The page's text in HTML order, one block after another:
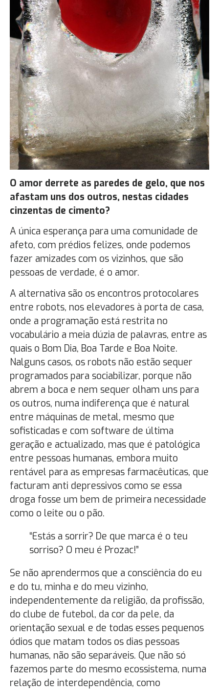
O amor derrete as paredes de gelo, que nos
afastam uns dos outros, nestas cidades
cinzentas de cimento?
A única esperança para uma comunidade de
afeto, com prédios felizes, onde podemos
fazer amizades com os vizinhos, que são
pessoas de verdade, é o amor.
A alternativa são os encontros protocolares
entre robots, nos elevadores à porta de casa,
onde a programação está restrita no
vocabulário a meia dúzia de palavras, entre as
quais o Bom Dia, Boa Tarde e Boa Noite.
Nalguns casos, os robots não estão sequer
programados para sociabilizar, porque não
abrem a boca e nem sequer olham uns para
os outros, numa indiferença que é natural
entre máquinas de metal, mesmo que
sofisticadas e com software de última
geração e actualizado, mas que é patológica
entre pessoas humanas, embora muito
rentável para as empresas farmacêuticas, que
facturam anti depressivos como se essa
droga fosse um bem de primeira necessidade
como o leite ou o pão.
“Estás a sorrir? De que marca é o teu
sorriso? O meu é Prozac!”
Se não aprendermos que a consciência do eu
e do tu, minha e do meu vizinho,
independentemente da religião, da profissão,
do clube de futebol, da cor da pele, da
orientação sexual e de todas esses pequenos
ódios que matam todos os dias pessoas
humanas, não são separáveis. Que não só
fazemos parte do mesmo ecossistema, numa
relação de interdependência, como